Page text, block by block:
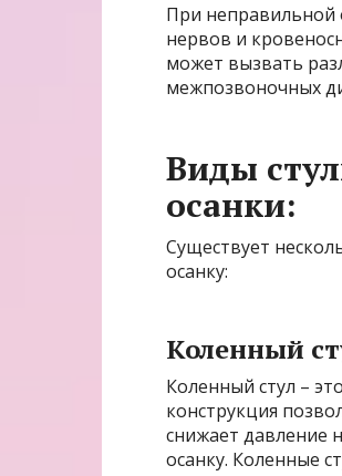
При неправильной
нервов и
может вызвать
межпозвоночных
Виды
осанки:
Существует
осанку:
Коленный
Коленный стул –
конструкция
снижает давление
осанку. Коленные